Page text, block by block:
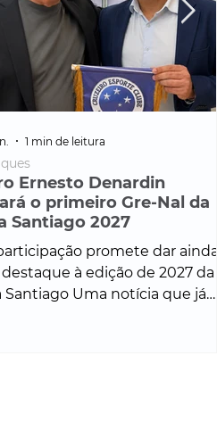
Ernesto Denardin
o primeiro Gre-Nal da
Santiago 2027
promete dar ainda
à edição de 2027 da
Santiago Uma notícia que já
1 min de leitura